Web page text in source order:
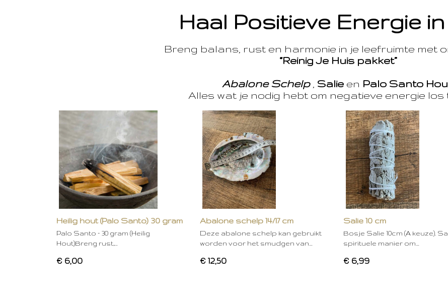
Haal Positieve Energie
Breng balans, rust en harmonie in je leefruimte met
“Reinig Je Huis pakket”
Abalone Schelp, Salie en Palo Santo
Alles wat je nodig hebt om negatieve energie los
Heilig hout (Palo Santo) 30 gram
Palo Santo – 30 gram (Heilig
Hout)Breng rust,…
€ 6,00
Abalone schelp 14/17 cm
Deze abalone schelp kan gebruikt
worden voor het smudgen van…
€ 12,50
Salie 10 cm
Bosje Salie 10cm (A keuze).
spirituele manier om…
€ 6,99